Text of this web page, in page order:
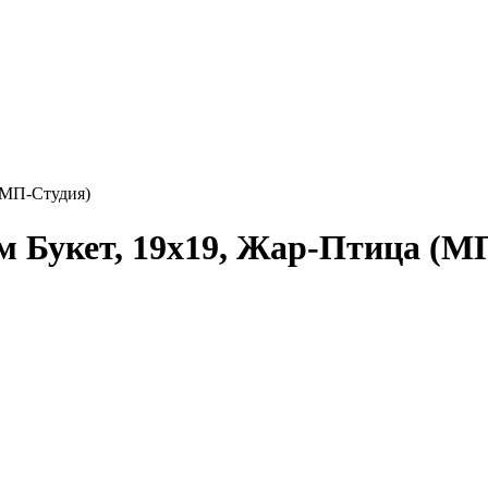
Студия)
Букет, 19x19, Жар-Птица